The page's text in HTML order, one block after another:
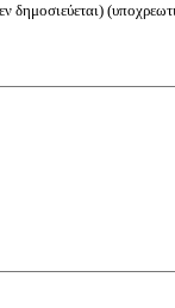
δημοσιεύεται)